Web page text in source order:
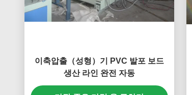
이축압출（성형）기 PVC 발포 보드
생산 라인 완전 자동